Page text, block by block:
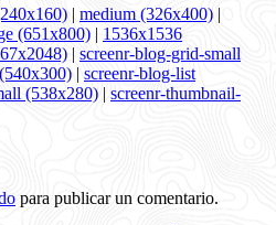
| medium (326x400) |
(651x800) | 1536x1536
| screenr-blog-grid-small
| screenr-blog-list
(538x280) | screenr-thumbnail-
para publicar un comentario.